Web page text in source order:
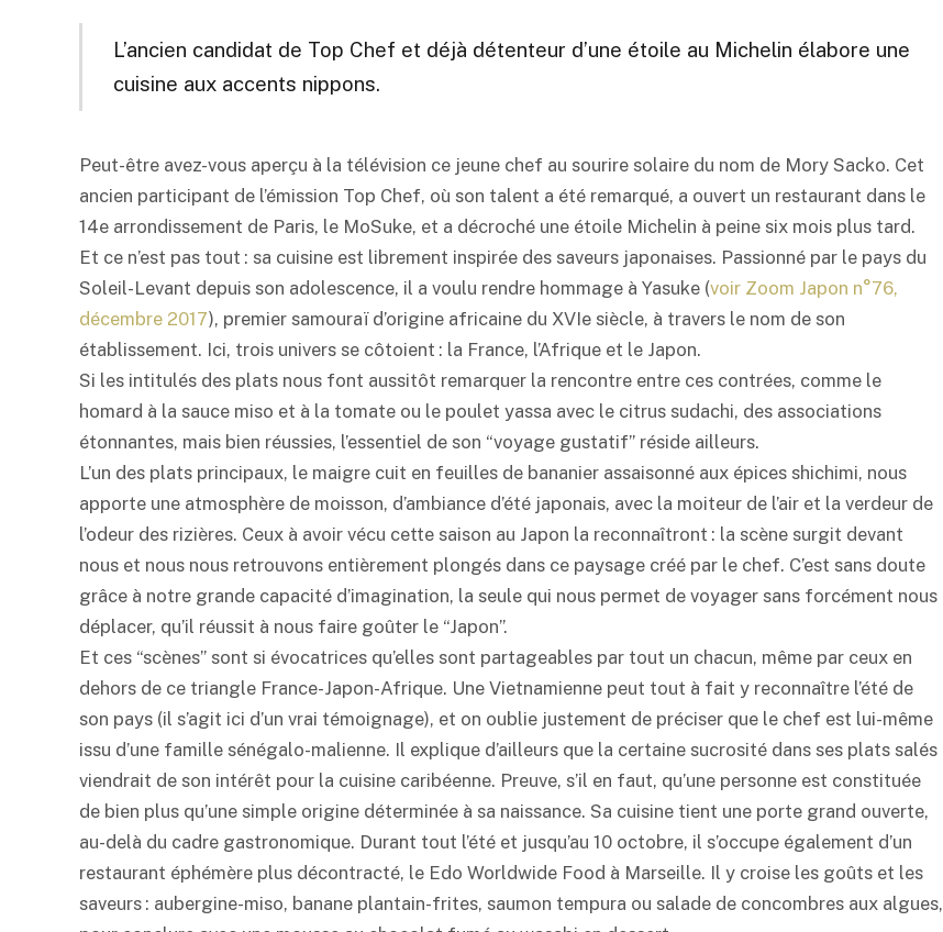
L’ancien candidat de Top Chef et déjà détenteur d’une étoile au Michelin élabore une
cuisine aux accents nippons.
Peut-être avez-vous aperçu à la télévision ce jeune chef au sourire solaire du nom de Mory Sacko. Cet
ancien participant de l’émission Top Chef, où son talent a été remarqué, a ouvert un restaurant dans le
14e arrondissement de Paris, le MoSuke, et a décroché une étoile Michelin à peine six mois plus tard.
Et ce n’est pas tout : sa cuisine est librement inspirée des saveurs japonaises. Passionné par le pays du
Soleil-Levant depuis son adolescence, il a voulu rendre hommage à Yasuke (voir Zoom Japon n°76,
décembre 2017), premier samouraï d’origine africaine du XVIe siècle, à travers le nom de son
établissement. Ici, trois univers se côtoient : la France, l’Afrique et le Japon.
Si les intitulés des plats nous font aussitôt remarquer la rencontre entre ces contrées, comme le
homard à la sauce miso et à la tomate ou le poulet yassa avec le citrus sudachi, des associations
étonnantes, mais bien réussies, l’essentiel de son “voyage gustatif” réside ailleurs.
L’un des plats principaux, le maigre cuit en feuilles de bananier assaisonné aux épices shichimi, nous
apporte une atmosphère de moisson, d’ambiance d’été japonais, avec la moiteur de l’air et la verdeur de
l’odeur des rizières. Ceux à avoir vécu cette saison au Japon la reconnaîtront : la scène surgit devant
nous et nous nous retrouvons entièrement plongés dans ce paysage créé par le chef. C’est sans doute
grâce à notre grande capacité d’imagination, la seule qui nous permet de voyager sans forcément nous
déplacer, qu’il réussit à nous faire goûter le “Japon”.
Et ces “scènes” sont si évocatrices qu’elles sont partageables par tout un chacun, même par ceux en
dehors de ce triangle France-Japon-Afrique. Une Vietnamienne peut tout à fait y reconnaître l’été de
son pays (il s’agit ici d’un vrai témoignage), et on oublie justement de préciser que le chef est lui-même
issu d’une famille sénégalo-malienne. Il explique d’ailleurs que la certaine sucrosité dans ses plats salés
viendrait de son intérêt pour la cuisine caribéenne. Preuve, s’il en faut, qu’une personne est constituée
de bien plus qu’une simple origine déterminée à sa naissance. Sa cuisine tient une porte grand ouverte,
au-delà du cadre gastronomique. Durant tout l’été et jusqu’au 10 octobre, il s’occupe également d’un
restaurant éphémère plus décontracté, le Edo Worldwide Food à Marseille. Il y croise les goûts et les
saveurs : aubergine-miso, banane plantain-frites, saumon tempura ou salade de concombres aux algues,